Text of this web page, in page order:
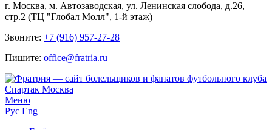
г. Москва, м. Автозаводская, ул. Ленинская слобода, д.26,
стр.2 (ТЦ "Глобал Молл", 1-й этаж)
Звоните: +7 (916) 957-27-28
Пишите: office@fratria.ru
Меню
Рус Eng